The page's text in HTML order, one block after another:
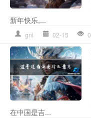
新年快乐,...
gnl 02-15 0
在中国是吉...